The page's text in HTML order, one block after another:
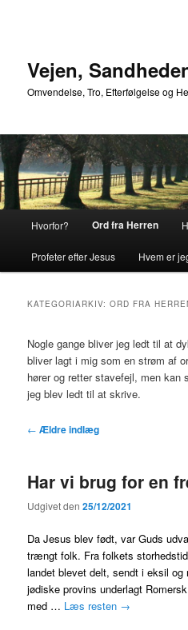
Vejen,
Omvendelse, Tro, Efterfølgelse og
Hvorfor? Ord fra Herren
Profeter efter Jesus Hvem er
KATEGORIARKIV:ORD FRA
Nogle gange bliver jeg ledt til at
bliver lagt i mig som en strøm af
hører og retter stavefejl, men kan
jeg blev ledt til at skrive.
Indlægsnavigation
← Ældre indlæg
Har vi brug for en
Udgivet den25/12/2021
Da Jesus blev født, var Guds
trængt folk. Fra folkets
landet blevet delt, sendt i eksil
jødiske provins underlagt
med … Læs resten →